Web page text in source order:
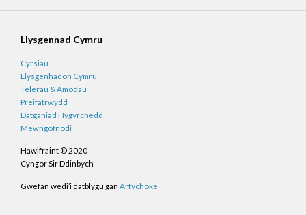
Llysgennad Cymru
Cyrsiau
Llysgenhadon Cymru
Telerau & Amodau
Preifatrwydd
Datganiad Hygyrchedd
Mewngofnodi
Hawlfraint © 2020
Cyngor Sir Ddinbych
Gwefan wedi’i datblygu gan Artychoke